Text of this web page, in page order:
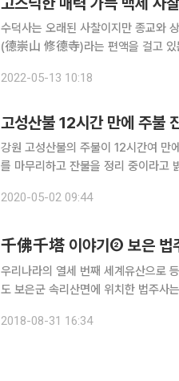
수덕사는 오래된 사찰이지만 종교와
(德崇山 修德寺)라는 편액을 걸고 있
한 편안하다. 이처럼 수덕사는 오래전
2022-05-13 10:18
고성산불 12시간 만에 주불
강원 고성산불의 주불이 12시간여 만
를 마무리하고 잔불을 정리 중이라고
산림청은 이 화재로 주택 1채, 우사 1
2020-05-02 09:44
千佛千塔 이야기② 보은
우리나라의 열세 번째 세계유산으로
도 보은군 속리산면에 위치한 법주사
봉을 비롯해 9개의 봉우리가 있어 원
2018-08-31 16:34